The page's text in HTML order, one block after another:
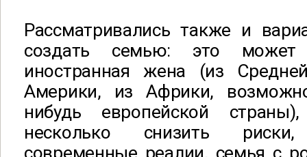
Рассматривались также и
создать семью: это может
иностранная жена (из
Америки, из Африки,
нибудь европейской
несколько снизить
современные реалии, семья с